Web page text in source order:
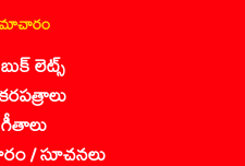
లెట్స్
/ సూచనలు